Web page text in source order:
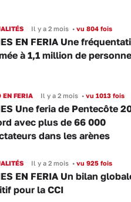
Il y a 2 mois •vu 804 fois
EN FERIA Une
à 1,1 million de
EN FERIA Il y a 2 mois •vu 1013 fois
Une feria de Pentecôte
avec plus de 66 000
dans les arènes
Il y a 2 mois •vu 925 fois
EN FERIA Un bilan
pour la CCI